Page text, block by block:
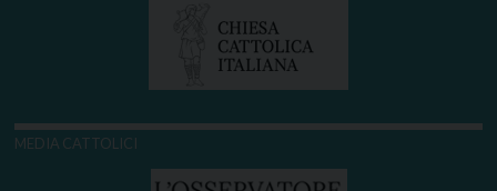
MEDIA CATTOLICI